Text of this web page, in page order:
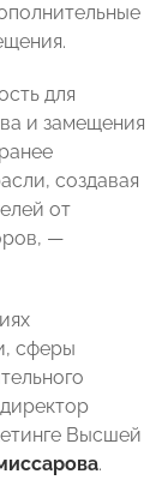
для
и замещения
создавая
от
—
сферы
Высшей
.